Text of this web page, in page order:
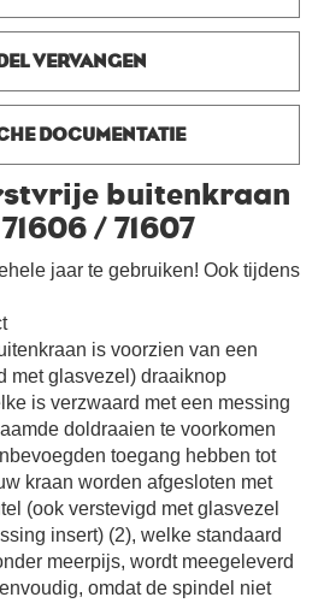
VERVANGEN
DOCUMENTATIE
buitenkraan
/ 71607
jaar te gebruiken! Ook tijdens
is voorzien van een
met glasvezel) draaiknop
is verzwaard met een messing
doldraaien te voorkomen
toegang hebben tot
kraan worden afgesloten met
(ook verstevigd met glasvezel
insert) (2), welke standaard
meerpijs, wordt meegeleverd
omdat de spindel niet